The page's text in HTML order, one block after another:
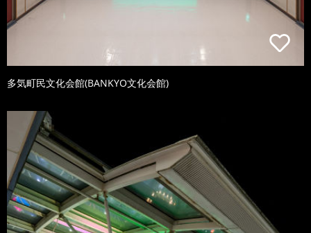
多気町民文化会館(BANKYO文化会館)